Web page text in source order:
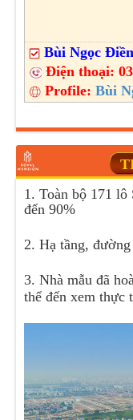
Bùi Ngọc
Điện thoại:
Profile:Bùi
1. Toàn bộ 171 lô
đến 90%
2. Hạ tầng,
3. Nhà mẫu đã
thể đến xem thực